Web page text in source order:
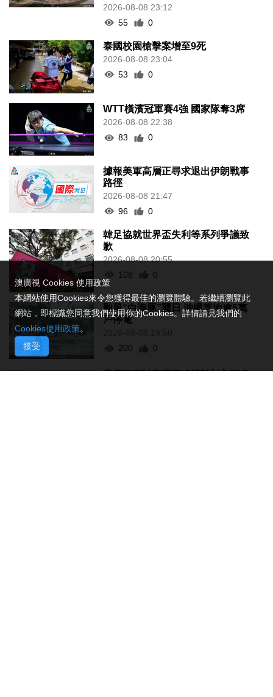
2026-08-08 23:12
55
0
泰國校園槍擊案增至9死
2026-08-08 23:04
53
0
WTT橫濱冠軍賽4強 國家隊奪3席
2026-08-08 22:38
83
0
據報美軍高層正尋求退出伊朗戰事
路徑
2026-08-08 21:47
96
0
韓足協就世界盃失利等系列爭議致
歉
2026-08-08 20:55
108
0
颱風“白海豚”襲日 沖繩等地逾5萬
戶停電
200
0
當局稱探討賽事周邊體驗加入更多
澳廣視 Cookies 使用政策
本網站使用Cookies來令您獲得最佳的瀏覽體驗。若繼續瀏覽此
網站，即標識您同意我們使用你的Cookies。詳情請見我們的
Cookies使用政策。
接受